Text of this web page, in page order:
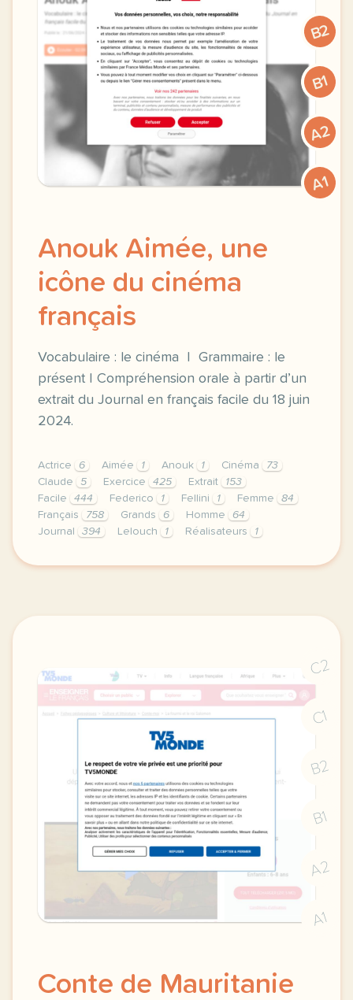
B2
B1
A2
A1
Anouk Aimée, une
icône du cinéma
français
Vocabulaire : le cinéma | Grammaire : le
présent | Compréhension orale à partir d’un
extrait du Journal en français facile du 18 juin
2024.
Actrice 6 Aimée 1 Anouk 1 Cinéma
73
Claude
5 Exercice 425 Extrait
153
Facile
444 Federico 1 Fellini 1 Femme
84
Français
758 Grands 6 Homme
64
Journal
394 Lelouch 1 Réalisateurs 1
exercice a2 anouk aimee une icone du cinema
C2
C1
B2
B1
A2
A1
Conte de Mauritanie